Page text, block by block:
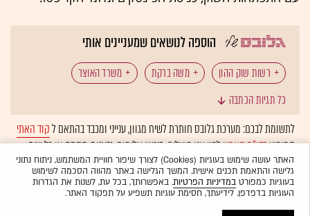
הוספה לנושאים שמעניינים אותי
רשות שוק ההון משה ברקת משרד האוצר
פיקוח על הבנקים
כל תגיות הכתבה
לתשומת לבכם: מערכת גלובס חותרת לשיח מגוון, ענייני ומכבד בהתאם לקוד האתי
המופיעבדו"ח האמוןלפיו אנו פועלים. ביטויי אלימות, גזענות, הסתה או כל שיח
בלתי הולם אחר מסוננים בצורהאוטומטיתולא יפורסמו באתר.
האתר עושה שימוש בעוגיות (Cookies) לצורך שיפור חוויית המשתמש, ניתוח נתוני
גלישה והתאמת תכנים אישית. המשך הגלישה באתר מהווה הסכמה לשימוש
בעוגיות כמפורטבמדיניות הפרטיות. באפשרותך, בכל עת, לשנות את הגדרות
העוגיות בדפדפן. לידיעתך, חסימת עוגיות תשפיע על תפקוד האתר.